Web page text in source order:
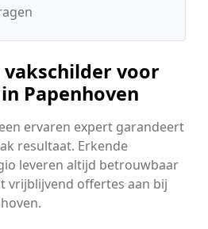
voor
Papenhoven
ervaren expert garandeert
resultaat. Erkende
leveren altijd betrouwbaar
vrijblijvend offertes aan bij